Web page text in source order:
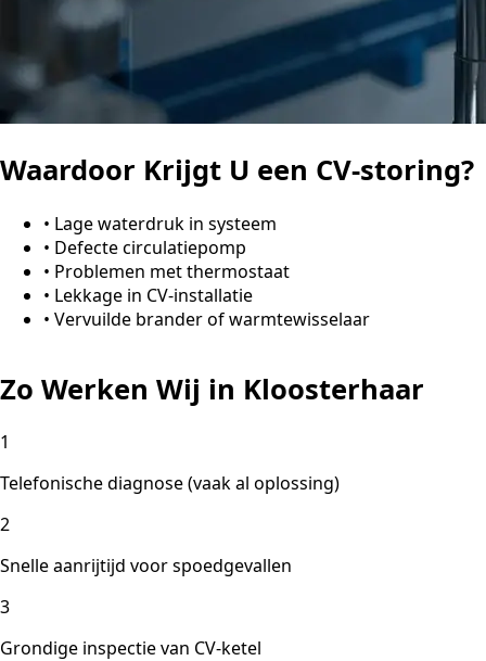
Waardoor Krijgt U een CV-storing?
• Lage waterdruk in systeem
• Defecte circulatiepomp
• Problemen met thermostaat
• Lekkage in CV-installatie
• Vervuilde brander of warmtewisselaar
Zo Werken Wij in Kloosterhaar
1
Telefonische diagnose (vaak al oplossing)
2
Snelle aanrijtijd voor spoedgevallen
3
Grondige inspectie van CV-ketel